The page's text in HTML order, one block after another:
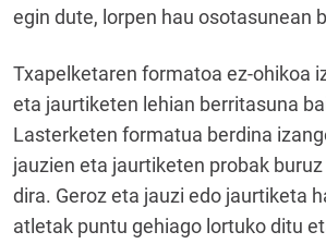
egin dute, lorpen hau osotasunean
Txapelketaren formatoa ez-ohikoa
eta jaurtiketen lehian berritasuna
Lasterketen formatua berdina
jauzien eta jaurtiketen probak
dira. Geroz eta jauzi edo jaurtiketa
atletak puntu gehiago lortuko ditu